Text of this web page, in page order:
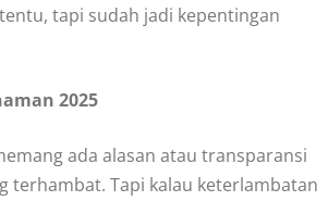
tapi sudah jadi kepentingan
2025
ada alasan atau transparansi
terhambat. Tapi kalau keterlambatan